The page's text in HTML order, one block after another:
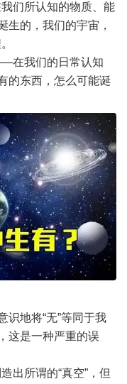
们所认知的物质、能
生的，我们的宇宙，
在我们的日常认知
的东西，怎么可能诞
识地将“无”等同于我
这是一种严重的误
出所谓的“真空”，但